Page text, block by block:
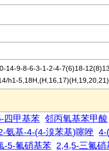
14-9-8-6-3-1-2-4-7(6)18-
h1-5,18H,(H,16,17)(H,19,20,21)
四甲基苯 邻丙氧基苯甲酸
氨基-4-(4-溴苯基)噻唑 4-
-5-氟硝基苯 2,4,5-三氟硝